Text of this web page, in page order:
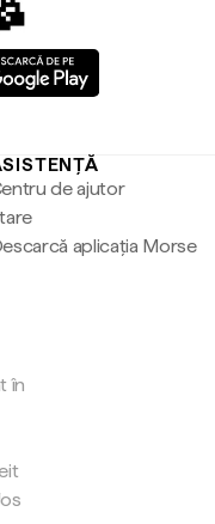
de ajutor
aplicația Morse
în